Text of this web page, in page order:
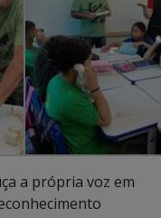
a própria voz em